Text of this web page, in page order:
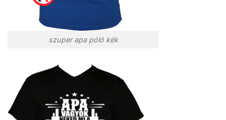
szuper apa póló kék